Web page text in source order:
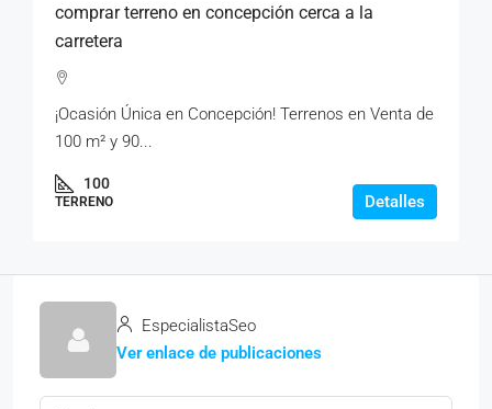
comprar terreno en concepción cerca a la
carretera
¡Ocasión Única en Concepción! Terrenos en Venta de
100 m² y 90...
100
TERRENO Detalles
EspecialistaSeo
Ver enlace de publicaciones